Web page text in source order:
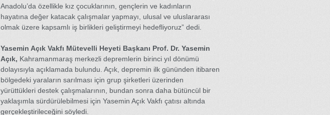
Anadolu’da özellikle kız çocuklarının, gençlerin ve kadınların
hayatına değer katacak çalışmalar yapmayı, ulusal ve uluslararası
olmak üzere kapsamlı iş birlikleri geliştirmeyi hedefliyoruz” dedi.
Yasemin Açık Vakfı Mütevelli Heyeti Başkanı Prof. Dr. Yasemin
Açık, Kahramanmaraş merkezli depremlerin birinci yıl dönümü
dolayısıyla açıklamada bulundu. Açık, depremin ilk gününden itibaren
bölgedeki yaraların sarılması için grup şirketleri üzerinden
yürüttükleri destek çalışmalarının, bundan sonra daha bütüncül bir
yaklaşımla sürdürülebilmesi için Yasemin Açık Vakfı çatısı altında
gerçekleştirileceğini söyledi.